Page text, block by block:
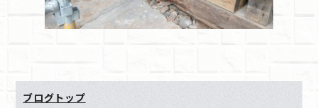
ブログトップ